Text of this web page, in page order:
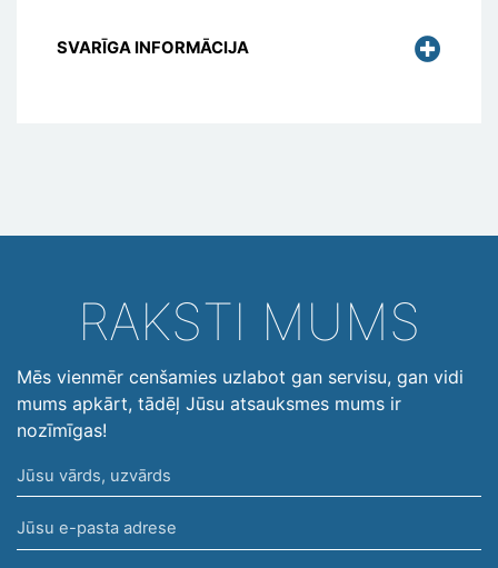
SVARĪGA INFORMĀCIJA
RAKSTI MUMS
Mēs vienmēr cenšamies uzlabot gan servisu, gan vidi
mums apkārt, tādēļ Jūsu atsauksmes mums ir
nozīmīgas!
Jūsu
vārds,
uzvārds
Jūsu
e-